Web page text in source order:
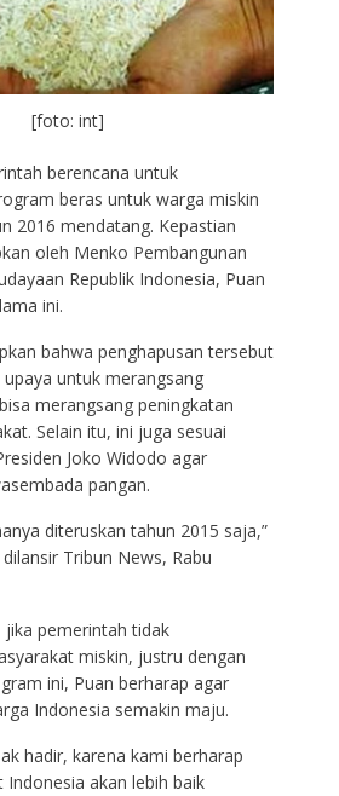
[foto: int]
berencana untuk
beras untuk warga miskin
2016 mendatang. Kepastian
oleh Menko Pembangunan
Republik Indonesia, Puan
ini.
bahwa penghapusan tersebut
upaya untuk merangsang
merangsang peningkatan
Selain itu, ini juga sesuai
Joko Widodo agar
pangan.
diteruskan tahun 2015 saja,”
Tribun News, Rabu
jika pemerintah tidak
miskin, justru dengan
ini, Puan berharap agar
Indonesia semakin maju.
hadir, karena kami berharap
akan lebih baik